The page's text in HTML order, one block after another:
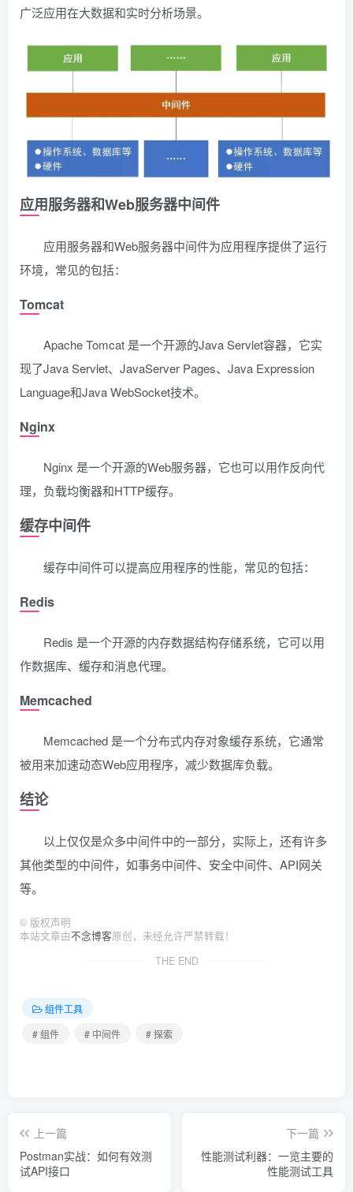
广泛应用在大数据和实时分析场景。
应用服务器和Web服务器中间件
应用服务器和Web服务器中间件为应用程序提供了运行
环境，常见的包括：
Tomcat
Apache Tomcat 是一个开源的Java Servlet容器，它实
现了Java Servlet、JavaServer Pages、Java Expression
Language和Java WebSocket技术。
Nginx
Nginx 是一个开源的Web服务器，它也可以用作反向代
理，负载均衡器和HTTP缓存。
缓存中间件
缓存中间件可以提高应用程序的性能，常见的包括：
Redis
Redis 是一个开源的内存数据结构存储系统，它可以用
作数据库、缓存和消息代理。
Memcached
Memcached 是一个分布式内存对象缓存系统，它通常
被用来加速动态Web应用程序，减少数据库负载。
结论
以上仅仅是众多中间件中的一部分，实际上，还有许多
其他类型的中间件，如事务中间件、安全中间件、API网关
等。
© 版权声明
本站文章由不念博客原创，未经允许严禁转载！
THE END
组件工具
# 组件
# 中间件 # 探索
上一篇
Postman实战：如何有效测
试API接口
下一篇
性能测试利器：一览主要的
性能测试工具